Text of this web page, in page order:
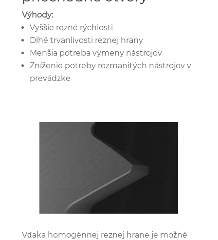
Výhody:
Vyššie rezné rýchlosti
Dlhé trvanlivosti reznej hrany
Menšia potreba výmeny nástrojov
Zníženie potreby rozmanitých nástrojov v
prevádzke
Vďaka homogénnej reznej hrane je možné